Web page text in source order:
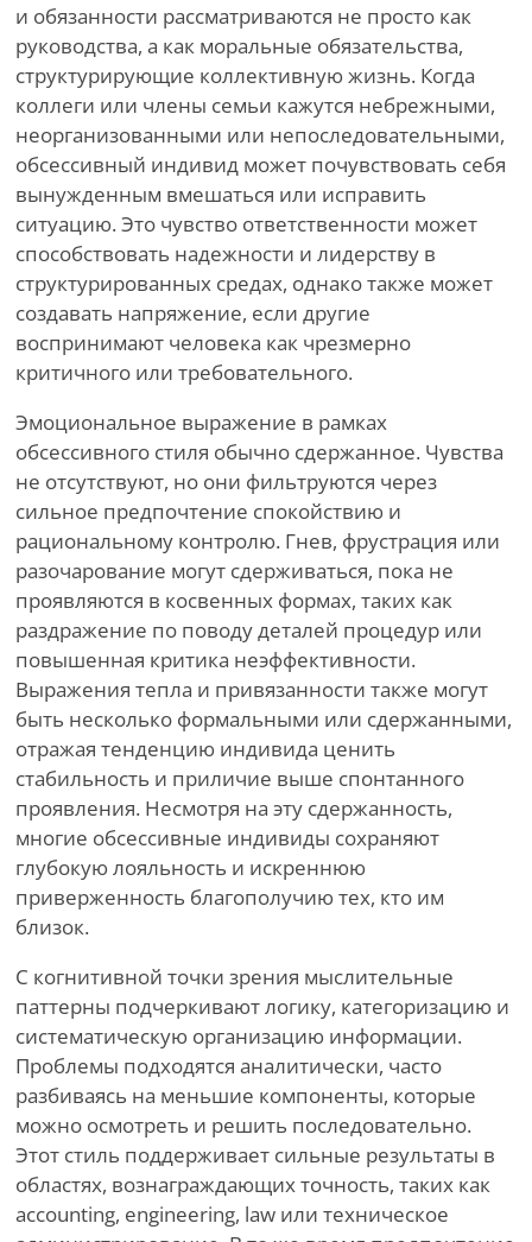
и обязанности рассматриваются не просто как
руководства, а как моральные обязательства,
структурирующие коллективную жизнь. Когда
коллеги или члены семьи кажутся небрежными,
неорганизованными или непоследовательными,
обсессивный индивид может почувствовать себя
вынужденным вмешаться или исправить
ситуацию. Это чувство ответственности может
способствовать надежности и лидерству в
структурированных средах, однако также может
создавать напряжение, если другие
воспринимают человека как чрезмерно
критичного или требовательного.
Эмоциональное выражение в рамках
обсессивного стиля обычно сдержанное. Чувства
не отсутствуют, но они фильтруются через
сильное предпочтение спокойствию и
рациональному контролю. Гнев, фрустрация или
разочарование могут сдерживаться, пока не
проявляются в косвенных формах, таких как
раздражение по поводу деталей процедур или
повышенная критика неэффективности.
Выражения тепла и привязанности также могут
быть несколько формальными или сдержанными,
отражая тенденцию индивида ценить
стабильность и приличие выше спонтанного
проявления. Несмотря на эту сдержанность,
многие обсессивные индивиды сохраняют
глубокую лояльность и искреннюю
приверженность благополучию тех, кто им
близок.
С когнитивной точки зрения мыслительные
паттерны подчеркивают логику, категоризацию и
систематическую организацию информации.
Проблемы подходятся аналитически, часто
разбиваясь на меньшие компоненты, которые
можно осмотреть и решить последовательно.
Этот стиль поддерживает сильные результаты в
областях, вознаграждающих точность, таких как
accounting, engineering, law или техническое